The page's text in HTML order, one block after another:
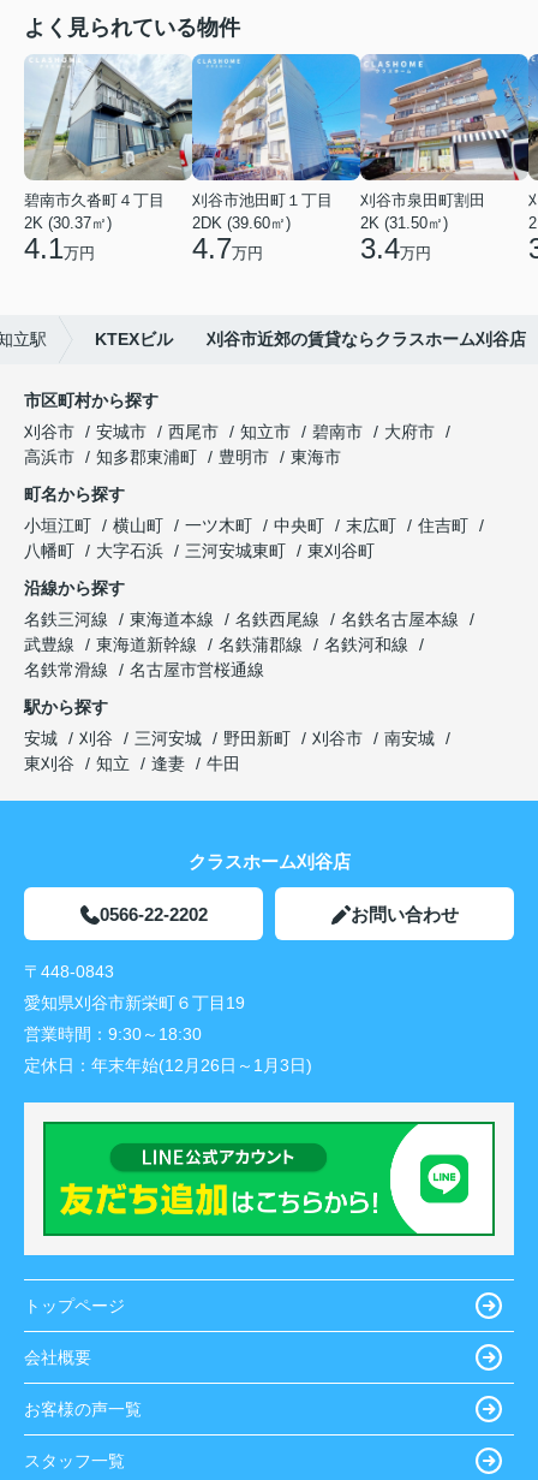
よく見られている物件
碧南市久沓町４丁目
2K (30.37㎡)
4.1万円
刈谷市池田町１丁目
2DK (39.60㎡)
4.7万円
刈谷市泉田町割田
2K (31.50㎡)
3.4万円
立駅 KTEXビル 刈谷市近郊の賃貸ならクラスホーム刈谷店
市区町村から探す
刈谷市
安城市 西尾市 知立市 碧南市
大府市
高浜市
知多郡東浦町 豊明市
東海市
町名から探す
小垣江町
横山町 一ツ木町 中央町 末広町
住吉町
八幡町
大字石浜 三河安城東町
東刈谷町
沿線から探す
名鉄三河線
東海道本線 名鉄西尾線
名鉄名古屋本線
武豊線
東海道新幹線 名鉄蒲郡線
名鉄河和線
名鉄常滑線
名古屋市営桜通線
駅から探す
安城
刈谷 三河安城 野田新町 刈谷市
南安城
東刈谷
知立 逢妻 牛田
クラスホーム刈谷店
0566-22-2202 お問い合わせ
〒448-0843
愛知県刈谷市新栄町６丁目19
営業時間： 9:30～18:30
定休日： 年末年始(12月26日～1月3日)
トップページ
会社概要
お客様の声一覧
スタッフ一覧